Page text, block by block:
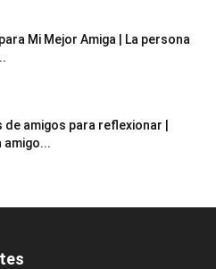
Mi Mejor Amiga | La persona
de amigos para reflexionar |
amigo...